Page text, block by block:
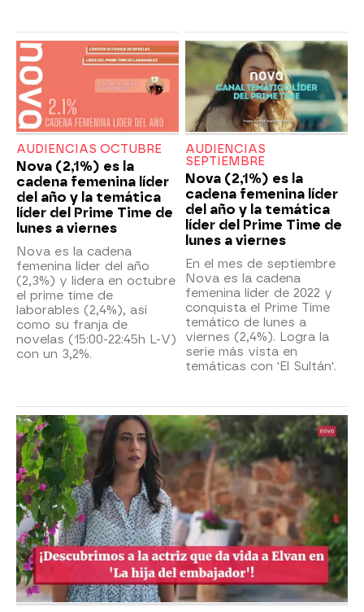
AUDIENCIAS OCTUBRE
Nova (2,1%) es la
cadena femenina líder
del año y la temática
líder del Prime Time de
lunes a viernes
Nova es la cadena
femenina líder del año
(2,3%) y lidera en octubre
el prime time de
laborables (2,4%), así
como su franja de
novelas (15:00-22:45h L-V)
con un 3,2%.
AUDIENCIAS
SEPTIEMBRE
Nova (2,1%) es la
cadena femenina líder
del año y la temática
líder del Prime Time de
lunes a viernes
En el mes de septiembre
Nova es la cadena
femenina líder de 2022 y
conquista el Prime Time
temático de lunes a
viernes (2,4%). Logra la
serie más vista en
temáticas con 'El Sultán'.